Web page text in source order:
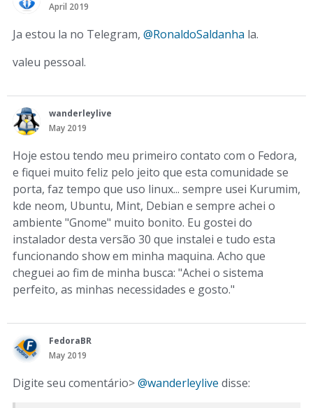
April 2019
Ja estou la no Telegram, @RonaldoSaldanha la.
valeu pessoal.
wanderleylive
May 2019
Hoje estou tendo meu primeiro contato com o Fedora,
e fiquei muito feliz pelo jeito que esta comunidade se
porta, faz tempo que uso linux... sempre usei Kurumim,
kde neom, Ubuntu, Mint, Debian e sempre achei o
ambiente "Gnome" muito bonito. Eu gostei do
instalador desta versão 30 que instalei e tudo esta
funcionando show em minha maquina. Acho que
cheguei ao fim de minha busca: "Achei o sistema
perfeito, as minhas necessidades e gosto."
FedoraBR
May 2019
Digite seu comentário>@wanderleylive disse: